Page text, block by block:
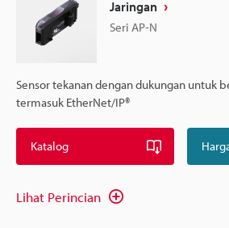
Jaringan
Seri AP-N
Sensor tekanan dengan dukungan untuk
termasuk EtherNet/IP®
Katalog
Lihat Perincian